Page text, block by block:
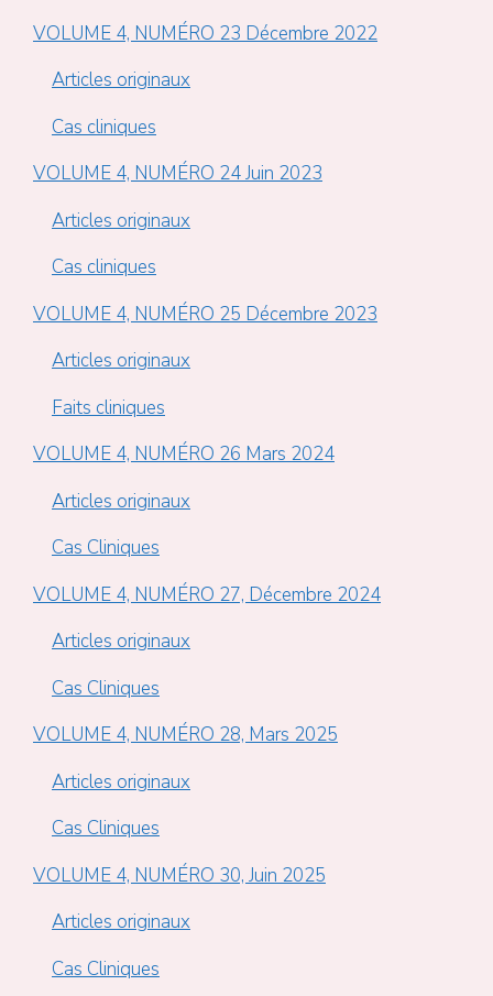
VOLUME 4, NUMÉRO 23 Décembre 2022
Articles originaux
Cas cliniques
VOLUME 4, NUMÉRO 24 Juin 2023
Articles originaux
Cas cliniques
VOLUME 4, NUMÉRO 25 Décembre 2023
Articles originaux
Faits cliniques
VOLUME 4, NUMÉRO 26 Mars 2024
Articles originaux
Cas Cliniques
VOLUME 4, NUMÉRO 27, Décembre 2024
Articles originaux
Cas Cliniques
VOLUME 4, NUMÉRO 28, Mars 2025
Articles originaux
Cas Cliniques
VOLUME 4, NUMÉRO 30, Juin 2025
Articles originaux
Cas Cliniques